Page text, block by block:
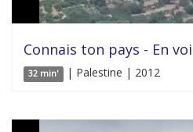
Connais ton pays - En
32 min' | Palestine | 2012